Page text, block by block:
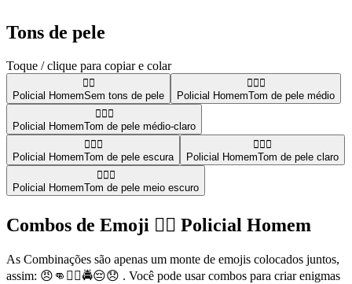
Tons de pele
Toque / clique para copiar e colar
👮‍♂️
Policial HomemSem tons de pele
👮🏽‍♂️
Policial HomemTom de pele médio
👮🏼‍♂️
Policial HomemTom de pele médio-claro
👮🏿‍♂️
Policial HomemTom de pele escura
👮🏻‍♂️
Policial HomemTom de pele claro
👮🏾‍♂️
Policial HomemTom de pele meio escuro
Combos de Emoji 👮‍♂️ Policial Homem
As Combinações são apenas um monte de emojis colocados juntos,
assim: 😠👊👮‍♂️🚔😔😞 . Você pode usar combos para criar enigmas